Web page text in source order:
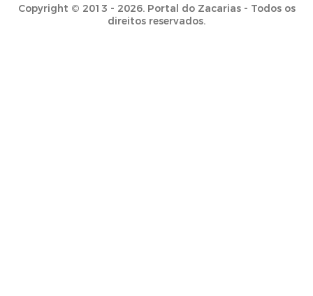
Copyright © 2013 - 2026. Portal do Zacarias - Todos os
direitos reservados.